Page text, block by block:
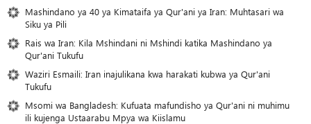
Mashindano ya 40 ya Kimataifa ya Qur'ani ya Iran: Muhtasari wa
Siku ya Pili
Rais wa Iran: Kila Mshindani ni Mshindi katika Mashindano ya
Qur'ani Tukufu
Waziri Esmaili: Iran inajulikana kwa harakati kubwa ya Qur'ani
Tukufu
Msomi wa Bangladesh: Kufuata mafundisho ya Qur'ani ni muhimu
ili kujenga Ustaarabu Mpya wa Kiislamu